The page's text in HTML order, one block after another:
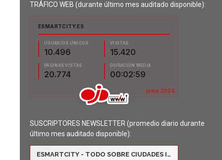
TRÁFICO WEB (durante último mes auditado disponible):
SUSCRIPTORES NEWSLETTER (promedio diario durante
último mes auditado disponible):